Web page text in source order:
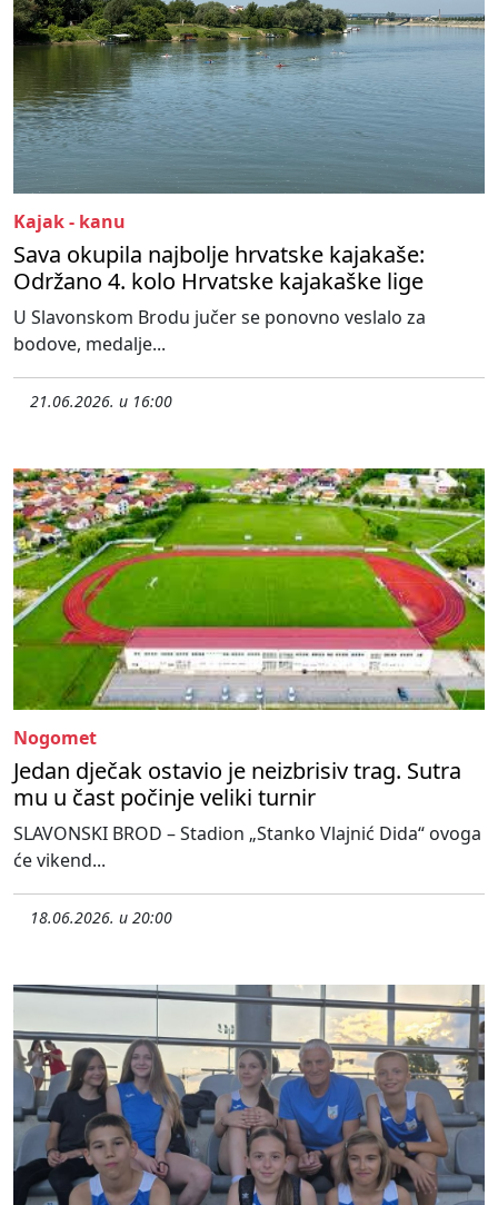
Kajak - kanu
Sava okupila najbolje hrvatske kajakaše:
Održano 4. kolo Hrvatske kajakaške lige
U Slavonskom Brodu jučer se ponovno veslalo za
bodove, medalje...
21.06.2026. u 16:00
Nogomet
Jedan dječak ostavio je neizbrisiv trag. Sutra
mu u čast počinje veliki turnir
SLAVONSKI BROD – Stadion „Stanko Vlajnić Dida“ ovoga
će vikend...
18.06.2026. u 20:00